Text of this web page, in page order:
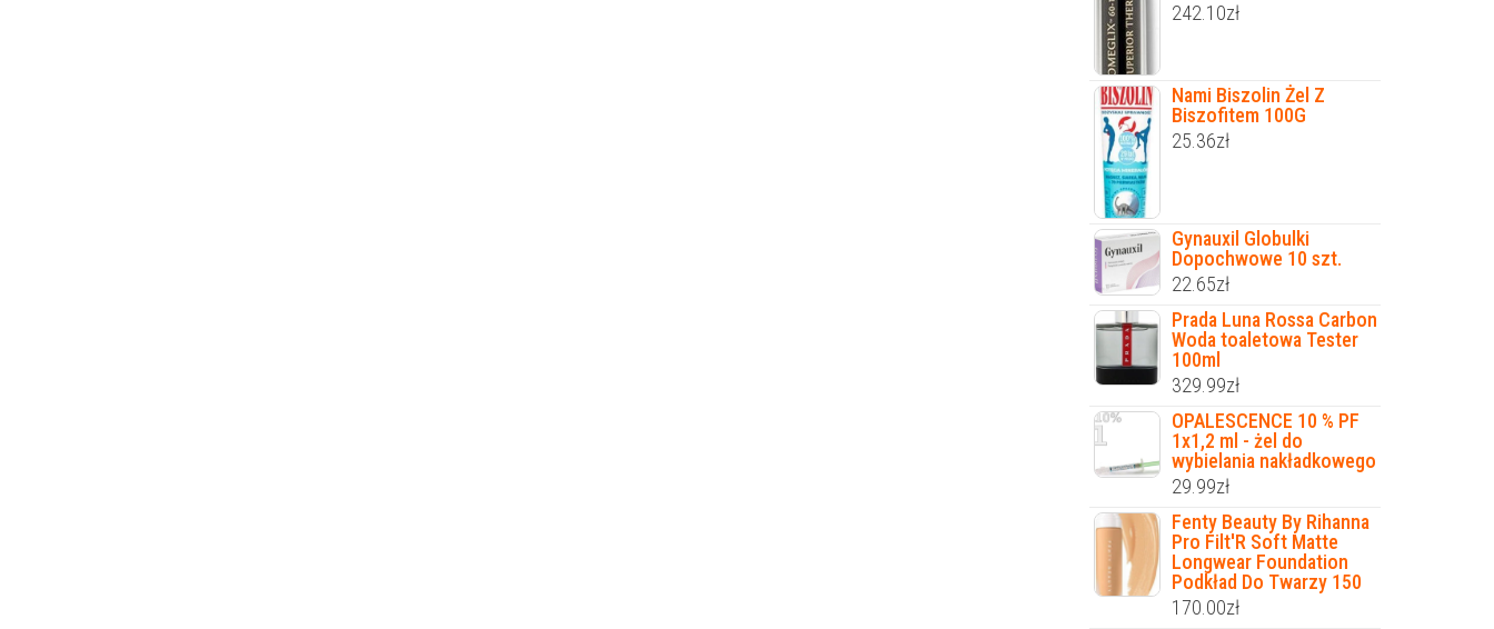
242.10zł
Nami Biszolin Żel Z
Biszofitem 100G
25.36zł
Gynauxil Globulki
Dopochwowe 10 szt.
22.65zł
Prada Luna Rossa Carbon
Woda toaletowa Tester
100ml
329.99zł
OPALESCENCE 10 % PF
1x1,2 ml - żel do
wybielania nakładkowego
29.99zł
Fenty Beauty By Rihanna
Pro Filt'R Soft Matte
Longwear Foundation
Podkład Do Twarzy 150
170.00zł